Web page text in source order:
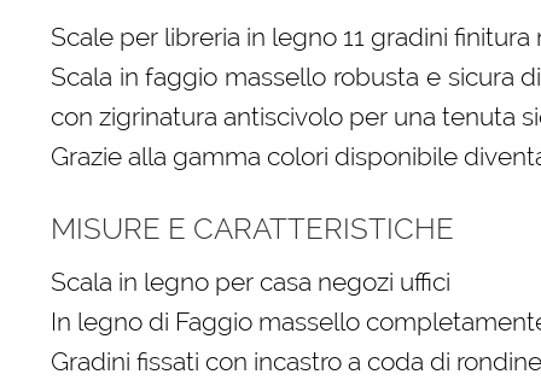
Scale per libreria in legno 11 gradini finitura
Scala in faggio massello robusta e sicura
con zigrinatura antiscivolo per una tenuta
Grazie alla gamma colori disponibile
MISURE E CARATTERISTICHE
Scala in legno per casa negozi uffici
In legno di Faggio massello
Gradini fissati con incastro a coda di